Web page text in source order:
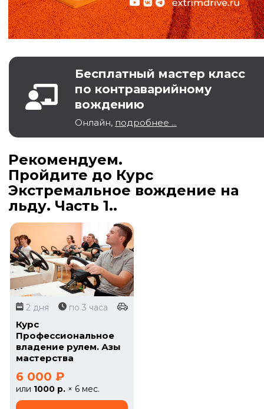
Бесплатный мастер класс
по контраварийному
вождению
Онлайн, подробнее ...
Рекомендуем.
Пройдите до Курс
Экстремальное вождение на
льду. Часть 1..
2 дня по 3 часа
Курс
Профессиональное
владение рулем. Азы
мастерства
6 000 ₽
или 1000 р. × 6 мес.